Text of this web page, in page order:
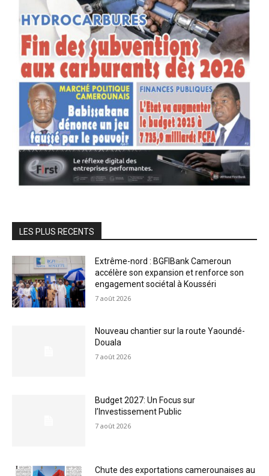
LES PLUS RECENTS
Extrême-nord : BGFIBank Cameroun
accélère son expansion et renforce son
engagement sociétal à Kousséri
7 août 2026
Nouveau chantier sur la route Yaoundé-
Douala
7 août 2026
Budget 2027: Un Focus sur
l’Investissement Public
7 août 2026
Chute des exportations camerounaises au